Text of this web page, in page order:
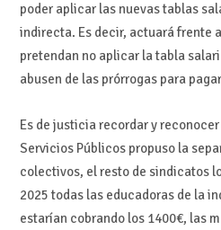
poder aplicar las nuevas tablas
indirecta. Es decir, actuará frente
pretendan no aplicar la tabla
abusen de las prórrogas para
Es de justicia recordar y
Servicios Públicos propuso la
colectivos, el resto de sindicatos
2025 todas las educadoras de la
estarían cobrando los 1400€, las